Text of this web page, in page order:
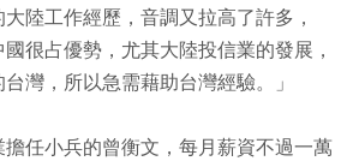
陸工作經歷，音調又拉高了許多，
國很占優勢，尤其大陸投信業的發展，
灣，所以急需藉助台灣經驗。」
任小兵的曾衡文，每月薪資不過一萬